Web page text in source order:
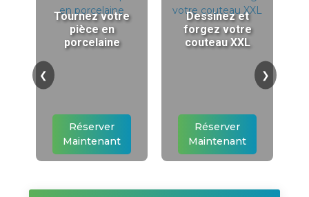
Tournez votre
pièce en
porcelaine
Réserver
Maintenant
Dessinez et
forgez votre
couteau XXL
Réserver
Maintenant
❮ ❯